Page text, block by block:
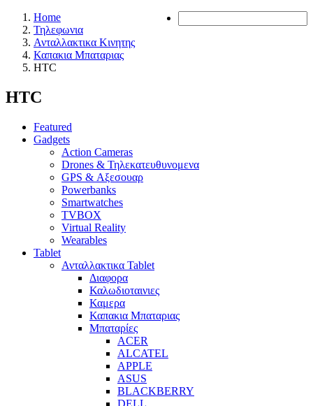
Home
Τηλεφωνια
Ανταλλακτικα Κινητης
Καπακια Μπαταριας
HTC
HTC
Featured
Gadgets
Action Cameras
Drones & Τηλεκατευθυνομενα
GPS & Αξεσουαρ
Powerbanks
Smartwatches
TVBOX
Virtual Reality
Wearables
Tablet
Ανταλλακτικα Tablet
Διαφορα
Καλωδιοταινιες
Καμερα
Καπακια Μπαταριας
Μπαταρίες
ACER
ALCATEL
APPLE
ASUS
BLACKBERRY
DELL